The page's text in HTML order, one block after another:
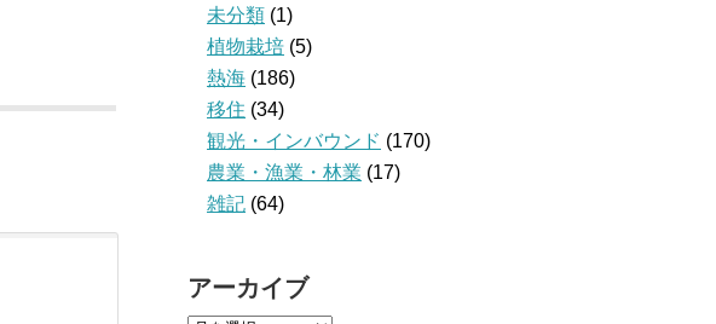
未分類 (1)
植物栽培 (5)
熱海 (186)
移住 (34)
観光・インバウンド (170)
農業・漁業・林業 (17)
雑記 (64)
アーカイブ